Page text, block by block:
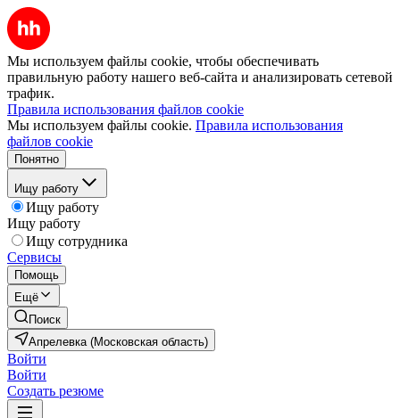
Мы используем файлы cookie, чтобы обеспечивать
правильную работу нашего веб-сайта и анализировать сетевой
трафик.
Правила использования файлов cookie
Мы используем файлы cookie. Правила использования
файлов cookie
Понятно
Ищу работу
Ищу работу
Ищу работу
Ищу сотрудника
Сервисы
Помощь
Ещё
Поиск
Апрелевка (Московская область)
Войти
Войти
Создать резюме